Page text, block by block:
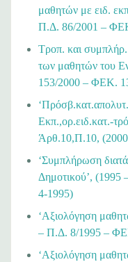
μαθητών με ειδ.
Π.Δ. 86/2001 –
Τροπ. και
των μαθητών του
153/2000 – ΦΕΚ.
Εκπ.,ορ.ειδ.κατ.-
Άρθ.10,Π.10,
‘Συμπλήρωση
Δημοτικού’,
4-1995)
‘Αξιολόγηση
– Π.Δ. 8/1995 –
‘Αξιολόγηση